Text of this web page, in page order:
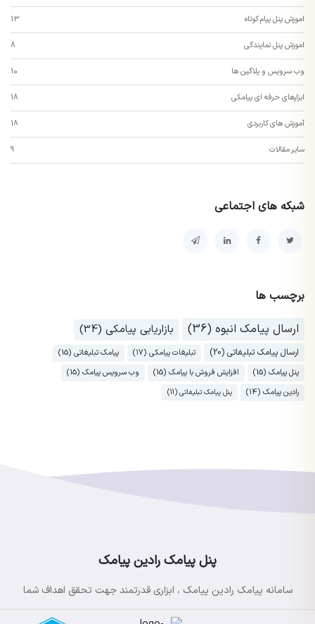
اموزش پنل پیام کوتاه 13
اموزش پنل نمایندگی 8
وب سرویس و پلاگین ها 10
ابزارهای حرفه ای پیامکی 18
آموزش های کاربردی 18
سایر مقالات 9
شبکه های اجتماعی
برچسب ها
ارسال پیامک انبوه (36)
بازاریابی پیامکی (34)
ارسال پیامک تبلیغاتی (20) تبلیغات پیامکی (17)
پیامک تبلیغاتی (15)
پنل پیامک (15)
افزایش فروش با پیامک (15)
وب سرویس پیامک (15)
رادین پیامک (14)
پنل پیامک تبلیغاتی (11)
پنل پیامک رادین پیامک
سامانه پیامک رادین پیامک ، ابزاری قدرتمند جهت تحقق اهداف شما